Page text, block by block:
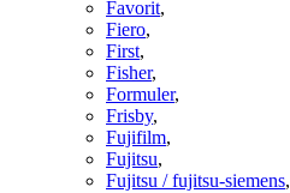
Favorit,
Fiero,
First,
Fisher,
Formuler,
Frisby,
Fujifilm,
Fujitsu,
Fujitsu / fujitsu-siemens,